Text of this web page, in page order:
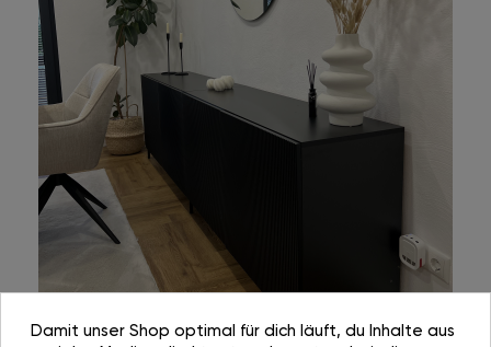
Damit unser Shop optimal für dich läuft, du Inhalte aus